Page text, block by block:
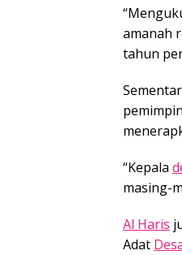
amanah
tahun
“Kepala
masing-
Al Haris
Adat